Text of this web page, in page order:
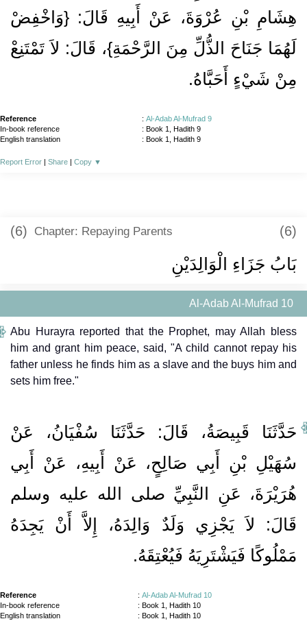
هِشَامِ بْنِ عُرْوَةَ، عَنْ أَبِيهِ قَالَ‏:‏ ‏{‏وَاخْفِضْ
لَهُمَا جَنَاحَ الذُّلِّ مِنَ الرَّحْمَةِ‏}‏، قَالَ‏:‏ لاَ تَمْتَنِعْ
مِنْ شَيْءٍ أَحَبَّاهُ‏.‏
Reference : Al-Adab Al-Mufrad 9
In-book reference
: Book 1, Hadith 9
English translation
: Book 1, Hadith 9
Report Error | Share | Copy ▼
(6) Chapter: Repaying Parents (6)
بَابُ جَزَاءِ الْوَالِدَيْنِ
Al-Adab Al-Mufrad 10
Abu Hurayra reported that the Prophet, may Allah bless
him and grant him peace, said, "A child cannot repay his
father unless he finds him as a slave and the buys him and
sets him free."
حَدَّثَنَا قَبِيصَةُ، قَالَ‏:‏ حَدَّثَنَا سُفْيَانُ، عَنْ
سُهَيْلِ بْنِ أَبِي صَالِحٍ، عَنْ أَبِيهِ، عَنْ أَبِي
هُرَيْرَةَ، عَنِ النَّبِيِّ صلى الله عليه وسلم
قَالَ‏:‏ لاَ يَجْزِي وَلَدٌ وَالِدَهُ، إِلاَّ أَنْ يَجِدَهُ
مَمْلُوكًا فَيَشْتَرِيَهُ فَيُعْتِقَهُ‏.‏
Reference : Al-Adab Al-Mufrad 10
In-book reference
: Book 1, Hadith 10
English translation
: Book 1, Hadith 10